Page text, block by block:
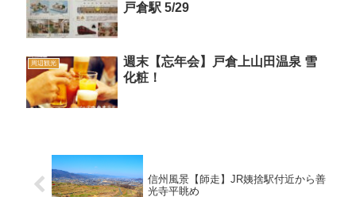
戸倉駅 5/29
周辺観光
週末【忘年会】戸倉上山田温泉 雪
化粧！
信州風景【師走】JR姨捨駅付近から善
光寺平眺め